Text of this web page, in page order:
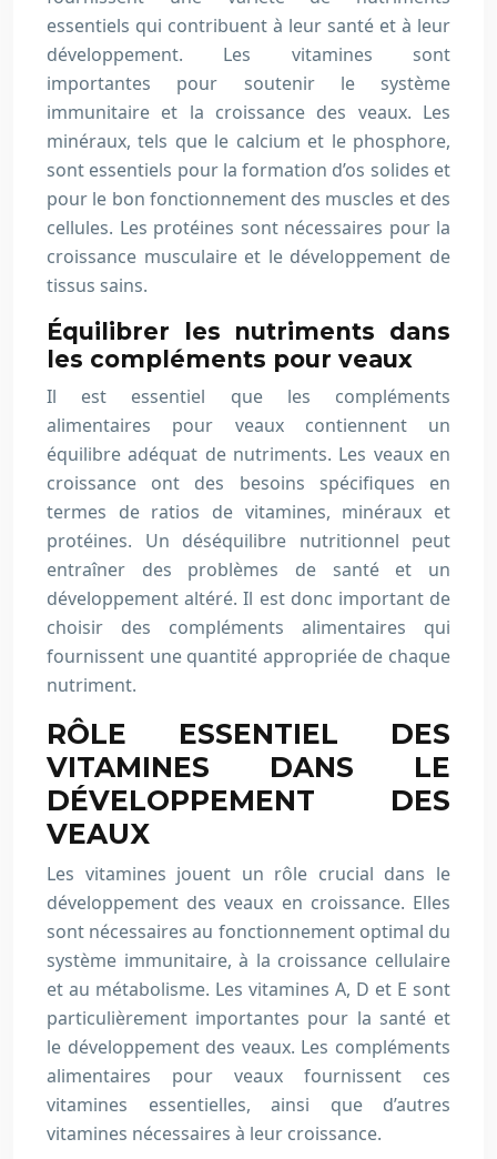
essentiels qui contribuent à leur santé et à leur
développement. Les vitamines sont
importantes pour soutenir le système
immunitaire et la croissance des veaux. Les
minéraux, tels que le calcium et le phosphore,
sont essentiels pour la formation d’os solides et
pour le bon fonctionnement des muscles et des
cellules. Les protéines sont nécessaires pour la
croissance musculaire et le développement de
tissus sains.
Équilibrer les nutriments dans
les compléments pour veaux
Il est essentiel que les compléments
alimentaires pour veaux contiennent un
équilibre adéquat de nutriments. Les veaux en
croissance ont des besoins spécifiques en
termes de ratios de vitamines, minéraux et
protéines. Un déséquilibre nutritionnel peut
entraîner des problèmes de santé et un
développement altéré. Il est donc important de
choisir des compléments alimentaires qui
fournissent une quantité appropriée de chaque
nutriment.
RÔLE ESSENTIEL DES
VITAMINES DANS LE
DÉVELOPPEMENT DES
VEAUX
Les vitamines jouent un rôle crucial dans le
développement des veaux en croissance. Elles
sont nécessaires au fonctionnement optimal du
système immunitaire, à la croissance cellulaire
et au métabolisme. Les vitamines A, D et E sont
particulièrement importantes pour la santé et
le développement des veaux. Les compléments
alimentaires pour veaux fournissent ces
vitamines essentielles, ainsi que d’autres
vitamines nécessaires à leur croissance.